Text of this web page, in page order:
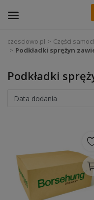
Zaloguj się
Zarejestruj
Wyposażenie i akcesoria
Narzędzia i sprzęt
Chemia
czesciowo.pl Części
Podkładki sprężyn
Podkładki